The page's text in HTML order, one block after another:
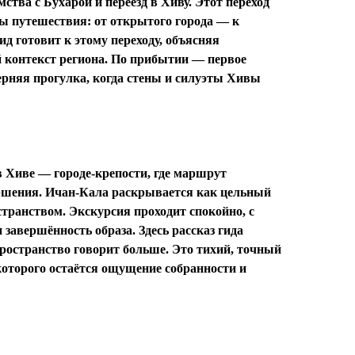
путешествия: от открытого города — к
готовит к этому переходу, объясняя
контекст региона. По прибытии — первое
прогулка, когда стены и силуэты Хивы
— городе-крепости, где маршрут
Ичан-Кала раскрывается как цельный
Экскурсия проходит спокойно, с
образа. Здесь рассказ гида
говорит больше. Это тихий, точный
остаётся ощущение собранности и